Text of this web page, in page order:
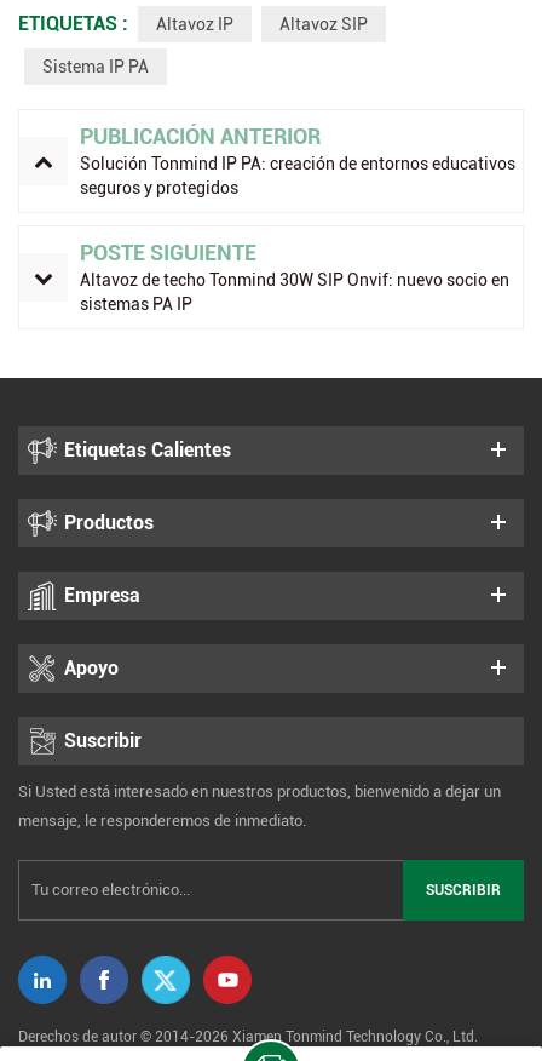
ETIQUETAS : Altavoz IP Altavoz SIP
Sistema IP PA
PUBLICACIÓN ANTERIOR
Solución Tonmind IP PA: creación de entornos educativos
seguros y protegidos
POSTE SIGUIENTE
Altavoz de techo Tonmind 30W SIP Onvif: nuevo socio en
sistemas PA IP
Etiquetas Calientes
Productos
Empresa
Apoyo
Suscribir
Si Usted está interesado en nuestros productos, bienvenido a dejar un
mensaje, le responderemos de inmediato.
Derechos de autor © 2014-2026 Xiamen Tonmind Technology Co., Ltd.